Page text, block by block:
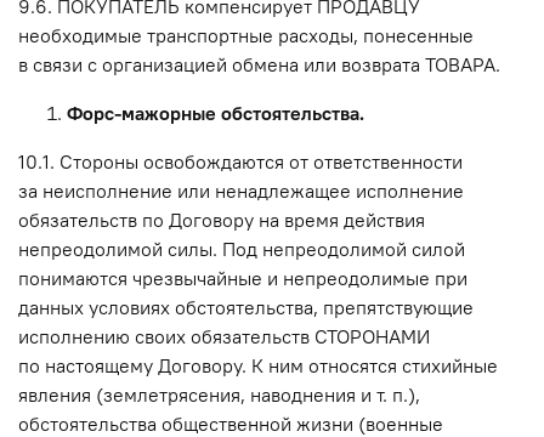
9.6. ПОКУПАТЕЛЬ компенсирует ПРОДАВЦУ
необходимые транспортные расходы, понесенные
в связи с организацией обмена или возврата ТОВАРА.
Форс-мажорные обстоятельства.
10.1. Стороны освобождаются от ответственности
за неисполнение или ненадлежащее исполнение
обязательств по Договору на время действия
непреодолимой силы. Под непреодолимой силой
понимаются чрезвычайные и непреодолимые при
данных условиях обстоятельства, препятствующие
исполнению своих обязательств СТОРОНАМИ
по настоящему Договору. К ним относятся стихийные
явления (землетрясения, наводнения и т. п.),
обстоятельства общественной жизни (военные